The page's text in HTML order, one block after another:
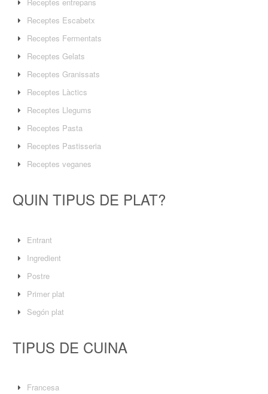
Receptes entrepans
Receptes Escabetx
Receptes Fermentats
Receptes Gelats
Receptes Granissats
Receptes Làctics
Receptes Llegums
Receptes Pasta
Receptes Pastisseria
Receptes veganes
QUIN TIPUS DE PLAT?
Entrant
Ingredient
Postre
Primer plat
Segón plat
TIPUS DE CUINA
Francesa